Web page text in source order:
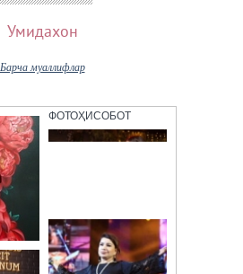
Умидахон
Барча муаллифлар
ФОТОҲИСОБОТ